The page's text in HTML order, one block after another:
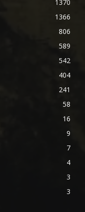
1370
1366
806
589
542
404
241
58
16
9
7
4
3
3